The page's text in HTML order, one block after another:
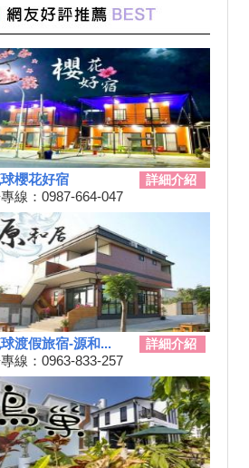
墾丁國家公園舉辦『潮向海洋玩
科學』活動
7/4-7/31東港吃冰趣 ice仲夏潮口
味【系列活動】
高鐵首推澎湖交通聯票 超夯小
琉球行程繼續賣
【墾丁後壁湖美食推薦】後壁湖
生魚片|邱家生魚片|傳說中的百
元生魚片|空運來台新鮮生魚片|
2019擴大國旅秋冬夜市抵用卷
優惠活動
2019擴大國旅秋冬住宿優惠活
動
秋冬擴大國旅補助離島加碼怎麼
用？老司機分享連續技
108年潮州賽神蝦暨小農市集活
動
單車騎遊聽風看海，體驗台灣燈
塔極點濱海小鎮風貌 一起Light
up Taiwan
Hi~枋寮有藝市
單車環島遊台灣國際入口網站
Taiwan on 2 Wheels
櫻花好宿 詳細介紹
線：0987-664-047
渡假旅宿-源和... 詳細介紹
線：0963-833-257